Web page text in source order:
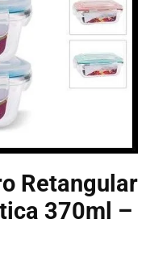
Retangular
370ml –